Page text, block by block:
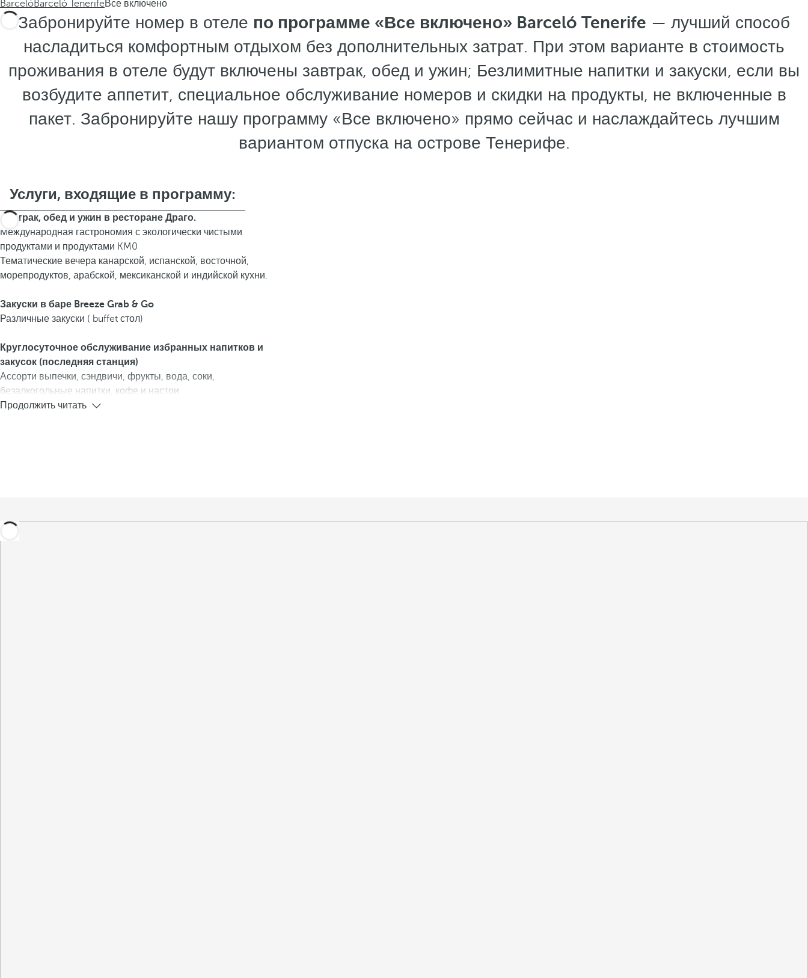
BarcelóBarceló TenerifeВсе включено
Забронируйте номер в отеле по программе «Все включено» Barceló Tenerife — лучший способ
насладиться комфортным отдыхом без дополнительных затрат. При этом варианте в стоимость
проживания в отеле будут включены завтрак, обед и ужин; Безлимитные напитки и закуски, если вы
возбудите аппетит, специальное обслуживание номеров и скидки на продукты, не включенные в
пакет. Забронируйте нашу программу «Все включено» прямо сейчас и наслаждайтесь лучшим
вариантом отпуска на острове Тенерифе.
Услуги, входящие в программу:
Завтрак, обед и ужин в ресторане Драго.
Международная гастрономия с экологически чистыми
продуктами и продуктами KM0
Тематические вечера канарской, испанской, восточной,
морепродуктов, арабской, мексиканской и индийской кухни.
Закуски в баре Breeze Grab & Go
Различные закуски ( buffet стол)
Круглосуточное обслуживание избранных напитков и
закусок (последняя станция)
Ассорти выпечки, сэндвичи, фрукты, вода, соки,
безалкогольные напитки, кофе и настои
Продолжить читать